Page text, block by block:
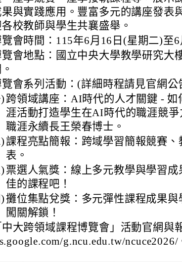
果與實踐應用。豐富多元的講座發表
校教師與學生共襄盛舉。
會時間：115年6月16日(星期二)至6
會地點：國立中央大學教學研究大
會系列活動：(詳細時程請見官網公
跨領域講座：AI時代的人才關鍵 - 如
涯活動打造學生在AI時代的職涯競
職涯永續長王榮春博士。
課程亮點簡報：跨域學習簡報競賽
表。
票選人氣獎：線上多元教學與學習成
佳的課程吧！
攤位集點兌獎：多元彈性課程成果
闖關解鎖！
中大跨領域課程博覽會」活動官網與
g.ncu.edu.tw/ncuce2026/